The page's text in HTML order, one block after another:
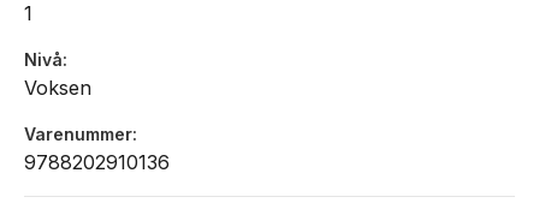
1
Nivå
Voksen
Varenummer
9788202910136